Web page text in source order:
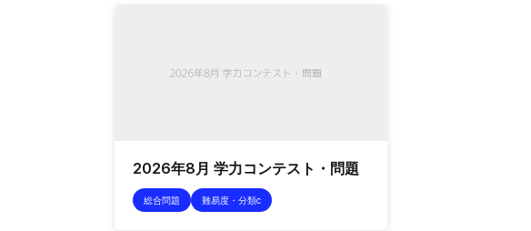
2026年8月 学力コンテスト・問題
総合問題 難易度・分類c